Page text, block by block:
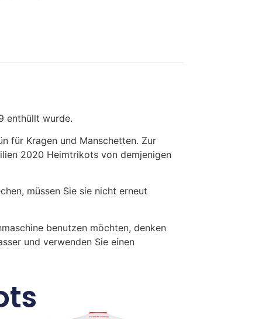
enthüllt wurde.
für Kragen und Manschetten. Zur
2020 Heimtrikots von demjenigen
müssen Sie sie nicht erneut
benutzen möchten, denken
und verwenden Sie einen